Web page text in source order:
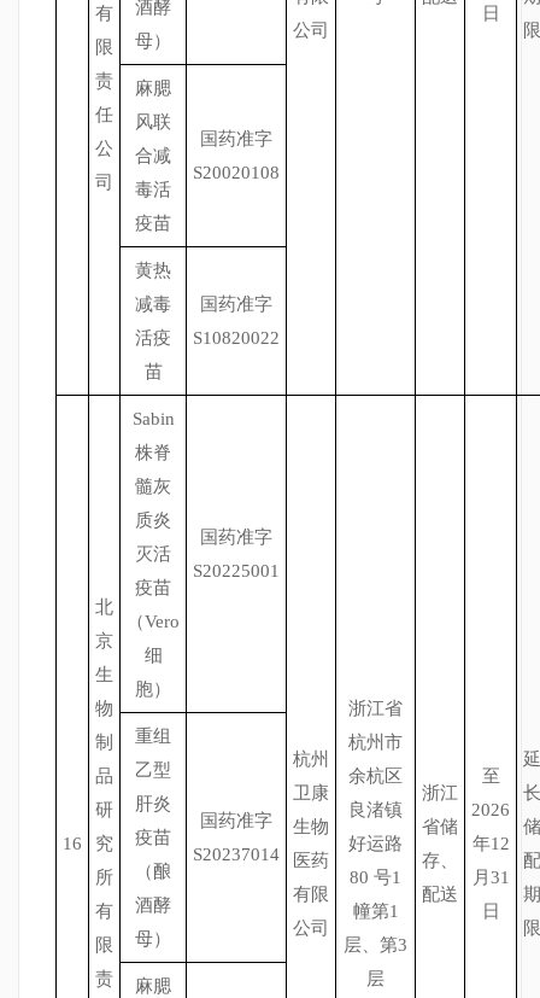
有
限
责
任
公
司
公司
日
限
酒酵
母）
麻腮
风联
合减
毒活
疫苗
国药准字
S20020108
黄热
减毒
活疫
苗
国药准字
S10820022
16
北
京
生
物
制
品
研
究
所
有
限
责
Sabin
株脊
髓灰
质炎
灭活
疫苗
（Vero
细
胞）
国药准字
S20225001
杭州
卫康
生物
医药
有限
公司
浙江省
杭州市
余杭区
良渚镇
好运路
80 号1
幢第1
层、第3
层
浙江
省储
存、
配送
至
2026
年12
月31
日
延
长
储
配
期
限
重组
乙型
肝炎
疫苗
（酿
酒酵
母）
国药准字
S20237014
麻腮